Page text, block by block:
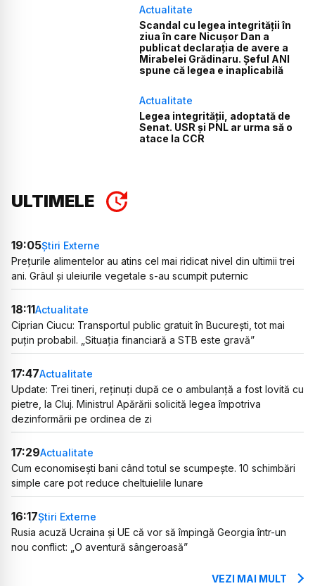
Actualitate
Scandal cu legea integrității în
ziua în care Nicușor Dan a
publicat declarația de avere a
Mirabelei Grădinaru. Șeful ANI
spune că legea e inaplicabilă
Actualitate
Legea integrității, adoptată de
Senat. USR și PNL ar urma să o
atace la CCR
ULTIMELE
19:05Știri Externe
Prețurile alimentelor au atins cel mai ridicat nivel din ultimii trei
ani. Grâul și uleiurile vegetale s-au scumpit puternic
18:11Actualitate
Ciprian Ciucu: Transportul public gratuit în București, tot mai
puțin probabil. „Situația financiară a STB este gravă”
17:47Actualitate
Update: Trei tineri, reținuți după ce o ambulanță a fost lovită cu
pietre, la Cluj. Ministrul Apărării solicită legea împotriva
dezinformării pe ordinea de zi
17:29Actualitate
Cum economisești bani când totul se scumpește. 10 schimbări
simple care pot reduce cheltuielile lunare
16:17Știri Externe
Rusia acuză Ucraina și UE că vor să împingă Georgia într-un
nou conflict: „O aventură sângeroasă”
VEZI MAI MULT